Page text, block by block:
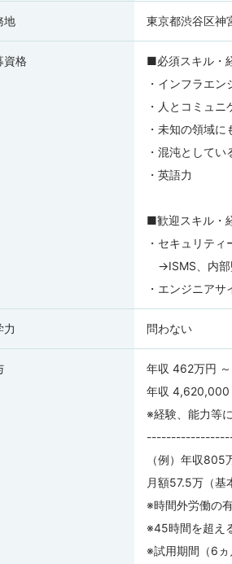
地 東京都渋谷区神
資格
■必須スキル・
・インフラエ
・人とコミュ
・未知の領域
・混沌として
・英語力
■歓迎スキル・
・セキュリテ
→ISMS、内部
・エンジニア
力 問わない
年収 462万円
年収
※経験、能力等
（例）年収805
月額57.5万（基
※時間外労働の
※45時間を超え
※試用期間（6ヵ